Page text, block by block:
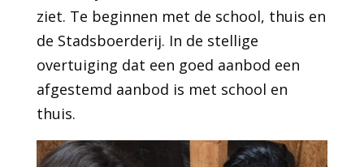
ziet. Te beginnen met de school, thuis en
de Stadsboerderij. In de stellige
overtuiging dat een goed aanbod een
afgestemd aanbod is met school en
thuis.